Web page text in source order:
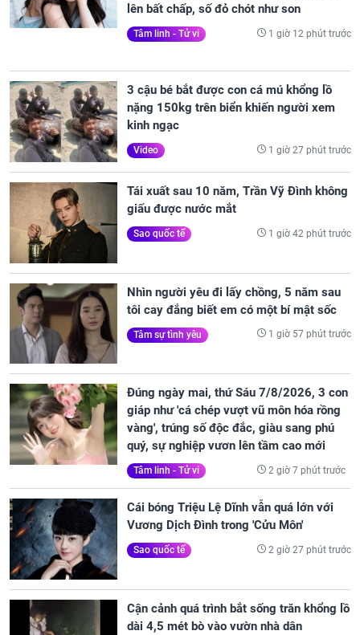
lên bất chấp, số đỏ chót như son
Tâm linh - Tử vi 1 giờ 12 phút trước
3 cậu bé bắt được con cá mú khổng lồ
nặng 150kg trên biển khiến người xem
kinh ngạc
Video 1 giờ 27 phút trước
Tái xuất sau 10 năm, Trần Vỹ Đình không
giấu được nước mắt
Sao quốc tế 1 giờ 42 phút trước
Nhìn người yêu đi lấy chồng, 5 năm sau
tôi cay đắng biết em có một bí mật sốc
Tâm sự tình yêu 1 giờ 57 phút trước
Đúng ngày mai, thứ Sáu 7/8/2026, 3 con
giáp như 'cá chép vượt vũ môn hóa rồng
vàng', trúng số độc đắc, giàu sang phú
quý, sự nghiệp vươn lên tầm cao mới
Tâm linh - Tử vi 2 giờ 7 phút trước
Cái bóng Triệu Lệ Dĩnh vẫn quá lớn với
Vương Dịch Đình trong 'Cửu Môn'
Sao quốc tế 2 giờ 27 phút trước
Cận cảnh quá trình bắt sống trăn khổng lồ
dài 4,5 mét bò vào vườn nhà dân